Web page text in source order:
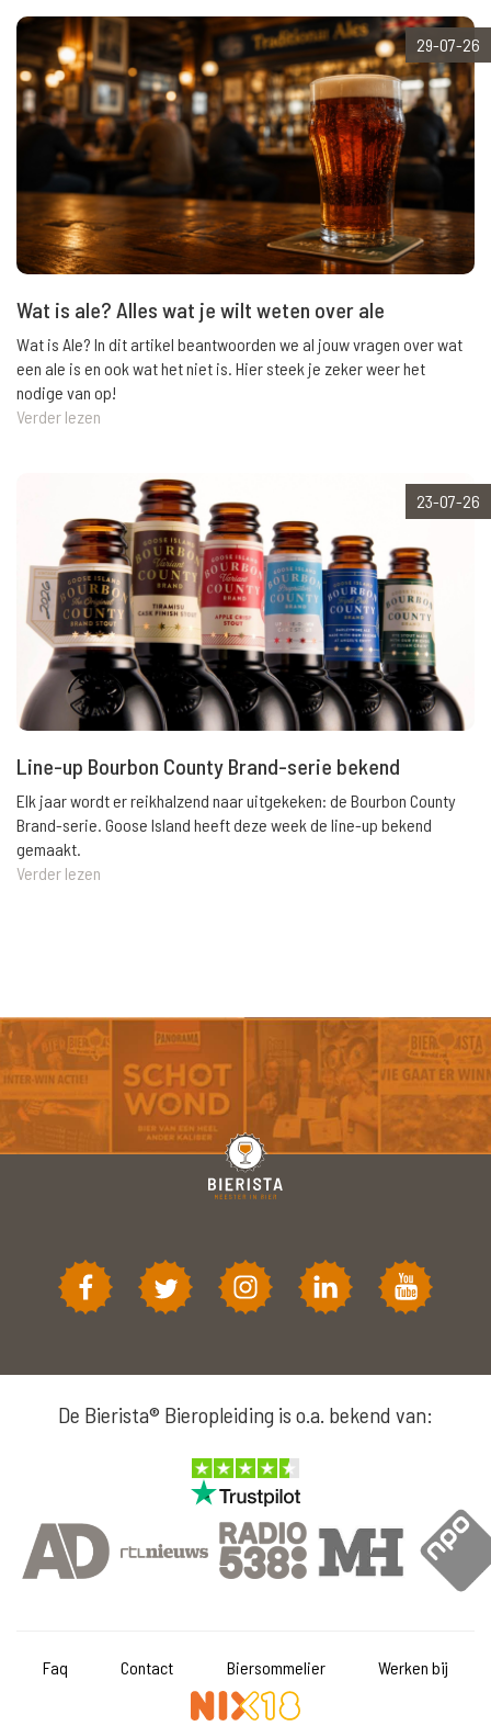
29-07-26
Wat is ale? Alles wat je wilt weten over ale
Wat is Ale? In dit artikel beantwoorden we al jouw vragen over wat
een ale is en ook wat het niet is. Hier steek je zeker weer het
nodige van op!
Verder lezen
23-07-26
Line-up Bourbon County Brand-serie bekend
Elk jaar wordt er reikhalzend naar uitgekeken: de Bourbon County
Brand-serie. Goose Island heeft deze week de line-up bekend
gemaakt.
Verder lezen
De Bierista® Bieropleiding is o.a. bekend van:
Faq Contact Biersommelier Werken bij